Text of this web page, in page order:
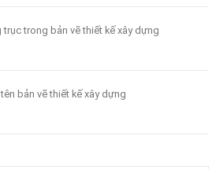
trục trong bản vẽ thiết kế xây dựng
bản vẽ thiết kế xây dựng